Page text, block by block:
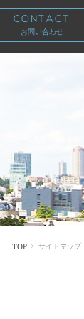
CONTACT
お問い合わせ
TOP > サイトマップ